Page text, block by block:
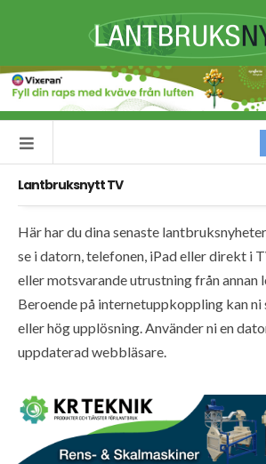
Lantbruksnytt TV
Här har du dina senaste
se i datorn, telefonen, iPad eller direkt i
eller motsvarande utrustning från annan
Beroende på internetuppkoppling kan ni
eller hög upplösning. Använder ni en
uppdaterad webbläsare.